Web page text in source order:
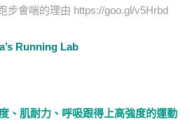
步會喘的理由 https://goo.gl/v5Hrbd
Running Lab
、肌耐力、呼吸跟得上高強度的運動